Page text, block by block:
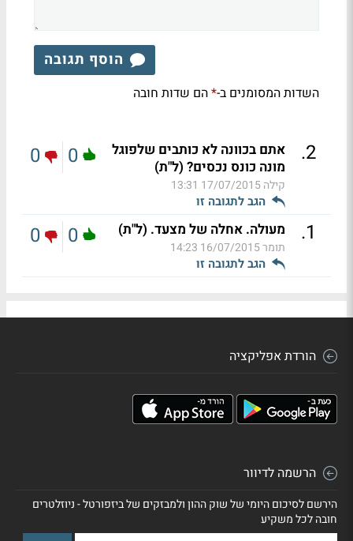
הוסף תגובה
השדות המסומנים ב-*הם שדות חובה
2
.
אתם בכוונה לא כותבים שלפוגל
מונה כונס נכסים? (ל"ת)
קילה17/07/2015 13:31
הגב לתגובה זו
0
0
1
. מעולה. אחלה של מצעד. (ל"ת)
תומר16/07/2015 14:23
הגב לתגובה זו
0
0
הורדת אפליקציה
הרשמה לדיוור
הירשם לסיכום היומי של שוק ההון ולמבזקים של ביזפורטל - ניוזלטרים
חובה לכל משקיע